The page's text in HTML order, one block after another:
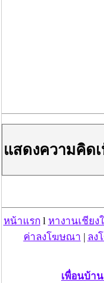
ส่งออกลำไยสดรายให
แสดงความคิด
หน้าแรก l หางานเชียง
ค่าลงโฆษณา | ลง
เพื่อนบ้า